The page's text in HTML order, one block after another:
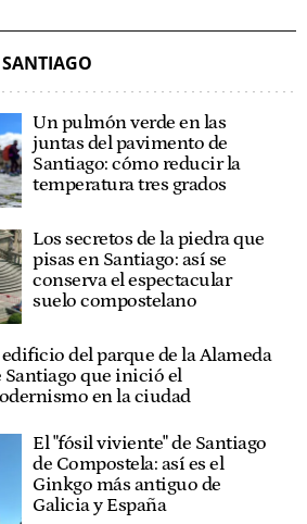
Un pulmón verde en las
juntas del pavimento de
Santiago: cómo reducir la
temperatura tres grados
Los secretos de la piedra que
pisas en Santiago: así se
conserva el espectacular
suelo compostelano
del parque de la Alameda
Santiago que inició el
en la ciudad
El "fósil viviente" de Santiago
de Compostela: así es el
Ginkgo más antiguo de
Galicia y España